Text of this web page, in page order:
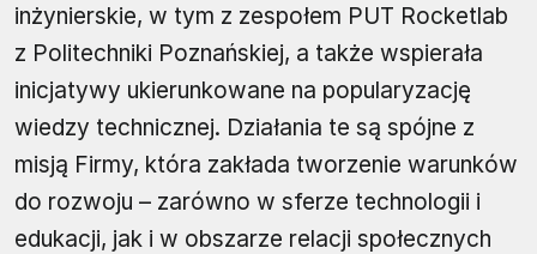
inżynierskie, w tym z zespołem PUT Rocketlab
z Politechniki Poznańskiej, a także wspierała
inicjatywy ukierunkowane na popularyzację
wiedzy technicznej. Działania te są spójne z
misją Firmy, która zakłada tworzenie warunków
do rozwoju – zarówno w sferze technologii i
edukacji, jak i w obszarze relacji społecznych